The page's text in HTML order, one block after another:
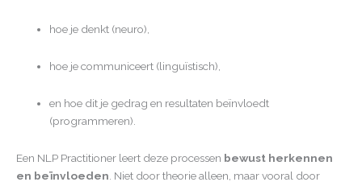
hoe je denkt (neuro),
hoe je communiceert (linguïstisch),
en hoe dit je gedrag en resultaten beïnvloedt
(programmeren).
Een NLP Practitioner leert deze processen bewust herkennen
en beïnvloeden . Niet door theorie alleen, maar vooral door